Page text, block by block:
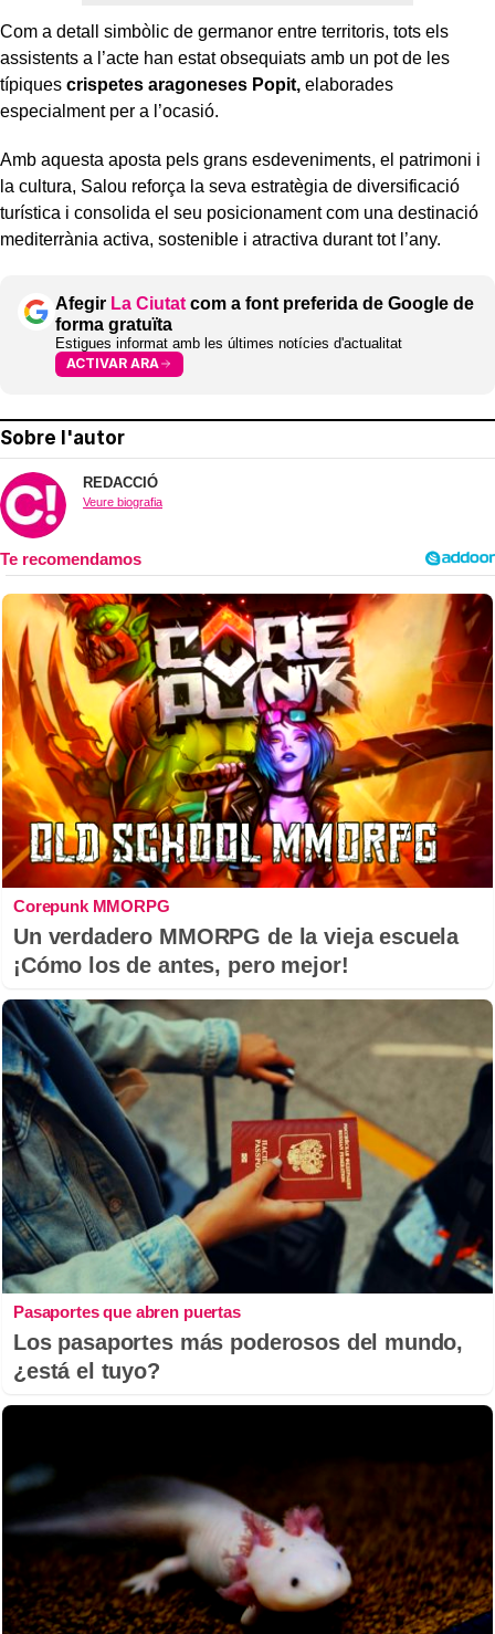
Com a detall simbòlic de germanor entre territoris, tots els
assistents a l’acte han estat obsequiats amb un pot de les
típiques crispetes aragoneses Popit, elaborades
especialment per a l’ocasió.
Amb aquesta aposta pels grans esdeveniments, el patrimoni i
la cultura, Salou reforça la seva estratègia de diversificació
turística i consolida el seu posicionament com una destinació
mediterrània activa, sostenible i atractiva durant tot l’any.
Afegir La Ciutat com a font preferida de Google de
forma gratuïta
Estigues informat amb les últimes notícies d'actualitat
ACTIVAR ARA
Sobre l'autor
REDACCIÓ
Veure biografia
Corepunk MMORPG
Un verdadero MMORPG de la vieja escuela
¡Cómo los de antes, pero mejor!
Pasaportes que abren puertas
Los pasaportes más poderosos del mundo,
¿está el tuyo?